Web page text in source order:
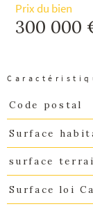
Prix du bien
300 000
Caractéristiques Valeurs
Code postal
Surface
surface
Surface loi